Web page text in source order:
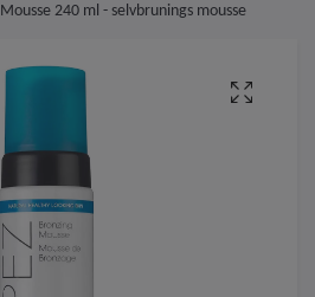
240 ml - selvbrunings mousse